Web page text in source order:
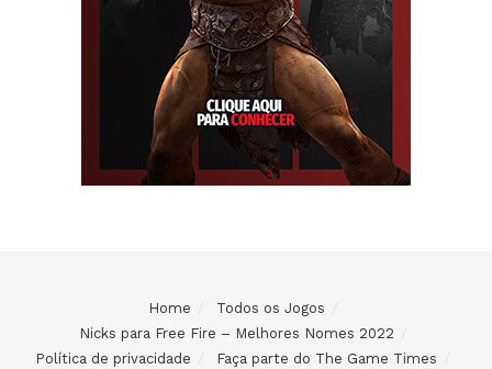
Home
Todos os Jogos
Nicks para Free Fire – Melhores Nomes 2022
Política de privacidade
Faça parte do The Game Times